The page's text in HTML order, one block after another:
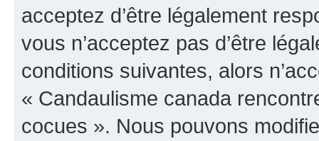
acceptez d’être légalement
vous n’acceptez pas d’être
conditions suivantes, alors
« Candaulisme canada
cocues ». Nous pouvons